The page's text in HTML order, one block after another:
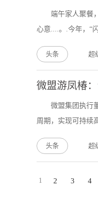
端午家人聚餐
心意....。.今年，“
头条 超
微盟游凤椿
微盟集团执行
周期，实现可持续
头条 超
1 2 3 4